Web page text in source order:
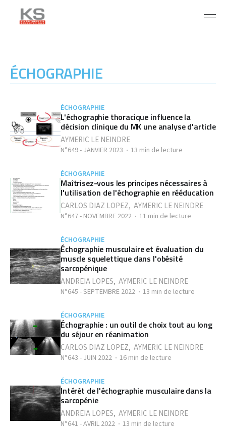
ÉCHOGRAPHIE
ÉCHOGRAPHIE
L'échographie thoracique influence la
décision clinique du MK une analyse d'article
AYMERIC LE NEINDRE
N°649 - JANVIER 2023 13 min de lecture
ÉCHOGRAPHIE
Maîtrisez-vous les principes nécessaires à
l'utilisation de l'échographie en rééducation
CARLOS DIAZ LOPEZ, AYMERIC LE NEINDRE
N°647 - NOVEMBRE 2022 11 min de lecture
ÉCHOGRAPHIE
Échographie musculaire et évaluation du
muscle squelettique dans l'obésité
sarcopénique
ANDREIA LOPES, AYMERIC LE NEINDRE
N°645 - SEPTEMBRE 2022 13 min de lecture
ÉCHOGRAPHIE
Échographie : un outil de choix tout au long
du séjour en réanimation
CARLOS DIAZ LOPEZ, AYMERIC LE NEINDRE
N°643 - JUIN 2022 16 min de lecture
ÉCHOGRAPHIE
Intérêt de l'échographie musculaire dans la
sarcopénie
ANDREIA LOPES, AYMERIC LE NEINDRE
N°641 - AVRIL 2022 13 min de lecture